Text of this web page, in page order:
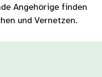
Angehörige finden
und Vernetzen.